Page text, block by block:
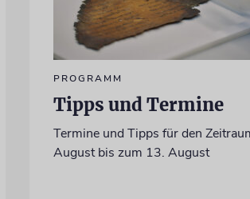
PROGRAMM
Tipps und Termine
Termine und Tipps für den
August bis zum 13. August